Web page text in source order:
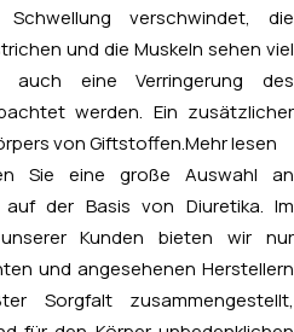
verschwindet, die
und die Muskeln sehen viel
eine Verringerung des
werden. Ein zusätzlicher
von Giftstoffen. Mehr lesen
Sie eine große Auswahl an
auf der Basis von Diuretika. Im
Kunden bieten wir nur
und angesehenen Herstellern
Sorgfalt zusammengestellt,